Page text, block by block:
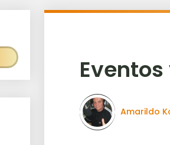
Amarildo